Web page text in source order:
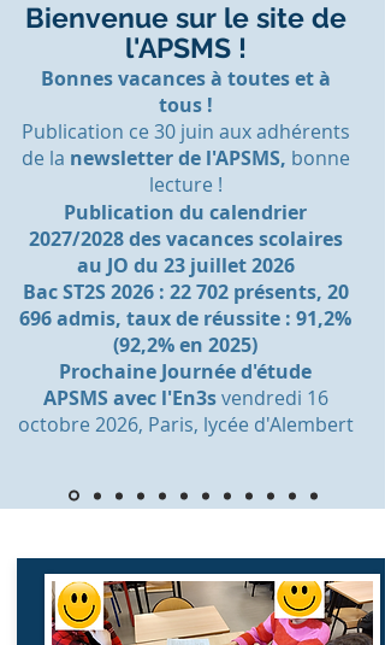
Bienvenue sur le site de
l'APSMS !
Bonnes vacances à toutes et à
tous !
Publication ce 30 juin aux adhérents
de la newsletter de l'APSMS, bonne
lecture !​
Publication du calendrier
2027/2028 des vacances scolaires
au JO du 23 juillet 2026
Bac ST2S 2026 : 22 702 présents, 20
696 admis, taux de réussite : 91,2%
(92,2% en 2025)
Prochaine Journée d'étude
APSMS avec l'En3svendredi 16
octobre 2026, Paris, lycée d'Alembert